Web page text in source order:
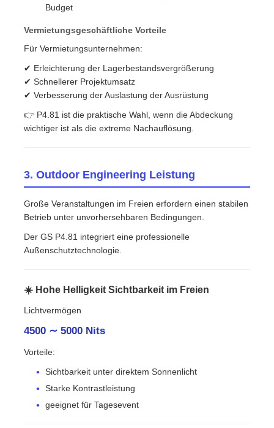
Budget
Vermietungsgeschäftliche Vorteile
Für Vermietungsunternehmen:
✔ Erleichterung der Lagerbestandsvergrößerung
✔ Schnellerer Projektumsatz
✔ Verbesserung der Auslastung der Ausrüstung
👉 P4.81 ist die praktische Wahl, wenn die Abdeckung
wichtiger ist als die extreme Nachauflösung.
3. Outdoor Engineering Leistung
Große Veranstaltungen im Freien erfordern einen stabilen
Betrieb unter unvorhersehbaren Bedingungen.
Der GS P4.81 integriert eine professionelle
Außenschutztechnologie.
☀️ Hohe Helligkeit Sichtbarkeit im Freien
Lichtvermögen
4500 ∼ 5000 Nits
Vorteile:
Sichtbarkeit unter direktem Sonnenlicht
Starke Kontrastleistung
geeignet für Tagesevent